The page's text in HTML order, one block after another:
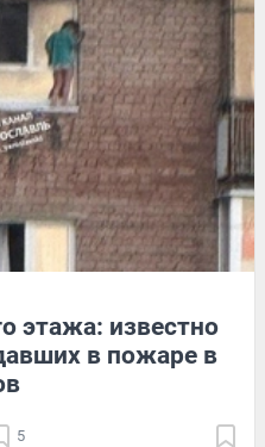
этажа: известно
в пожаре в
5